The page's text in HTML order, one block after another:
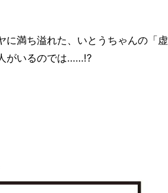
に満ち溢れた、いとうちゃんの「虚
がいるのでは……!?